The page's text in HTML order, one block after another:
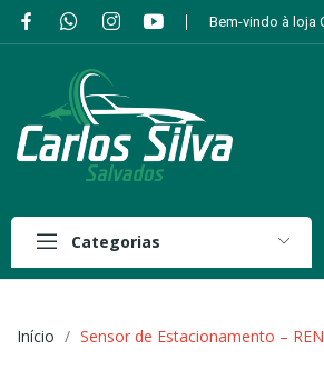
Bem-vindo à loja
Categorias
Início Sensor de Estacionamento –